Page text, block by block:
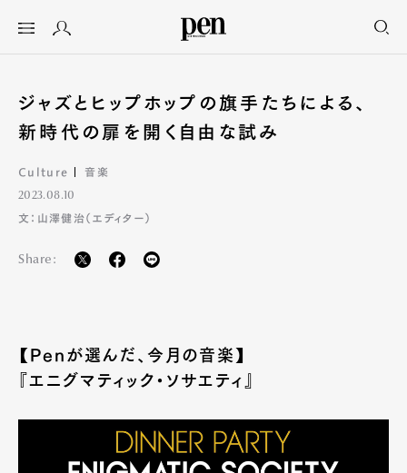
ジャズとヒップホップの旗手たちによる、
新時代の扉を開く自由な試み
Culture 音楽
2023.08.10
文：山澤健治（エディター）
Share:
【Penが選んだ、今月の音楽】
『エニグマティック・ソサエティ』